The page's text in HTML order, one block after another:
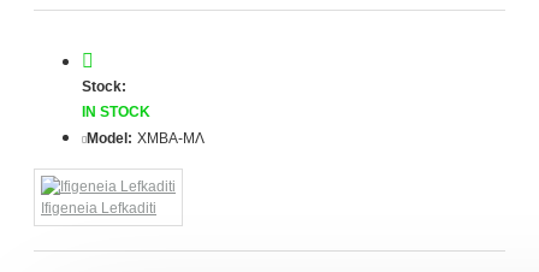
Stock:
IN STOCK
Model: ΧΜΒΑ-ΜΛ
Ifigeneia Lefkaditi